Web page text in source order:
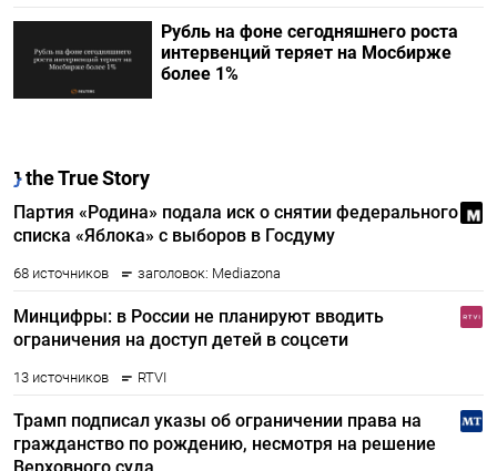
Рубль на фоне сегодняшнего роста
интервенций теряет на Мосбирже
более 1%